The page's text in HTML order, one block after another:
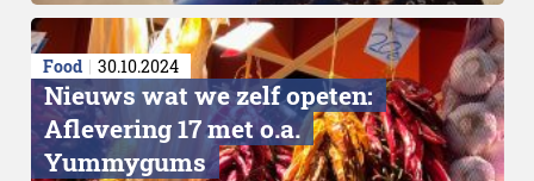
Food 30.10.2024
Nieuws wat we zelf opeten:
Aflevering 17 met o.a.
Yummygums